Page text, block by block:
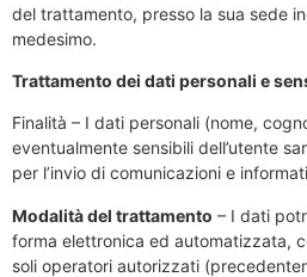
del trattamento, presso la sua sede
medesimo.
Trattamento dei dati personali e
Finalità – I dati personali (nome,
eventualmente sensibili dell’utente
per l’invio di comunicazioni e
Modalità del trattamento – I dati
forma elettronica ed automatizzata,
soli operatori autorizzati